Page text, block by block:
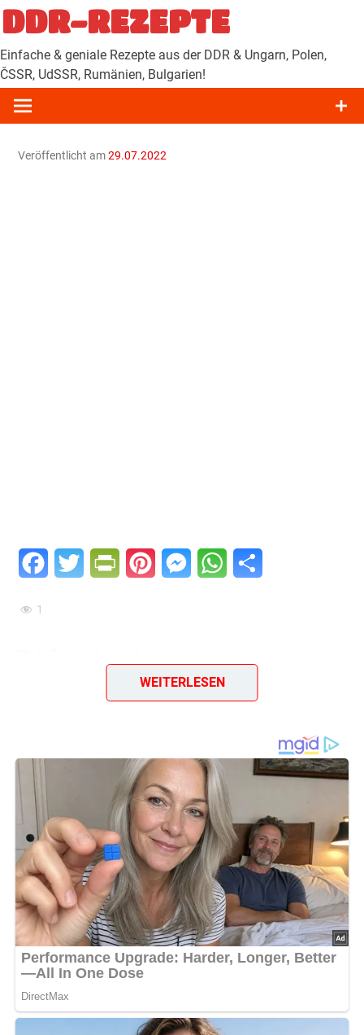
Zum
Inhalt
springen
DDR-REZEPTE
Einfache & geniale Rezepte aus der DDR & Ungarn, Polen,
ČSSR, UdSSR, Rumänien, Bulgarien!
Veröffentlicht am29.07.2022
FacebookTwitter PrintFriendly
PinterestMessengerWhatsApp
1
Rührei mit
Stockschwämmchen
Ein einfaches & geniales DDR-Rezept
Diese Zutaten brauchen wir…
250 g Stockschwämmchen
20 g Zwiebeln
50 g Butter
Pfeffer
Salz
2 Eßlöffel Milch
4 Eier
1 kleines Bund Petersilie
WEITERLESEN